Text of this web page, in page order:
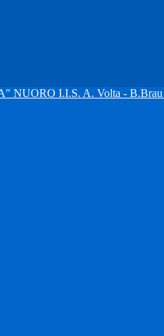
I.I.S. A. Volta - B.Brau